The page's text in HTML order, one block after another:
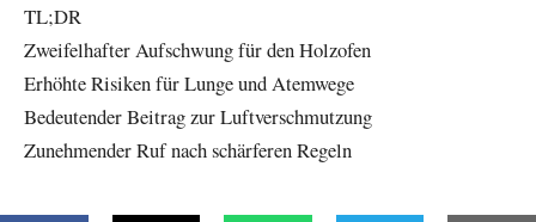
TL;DR
Zweifelhafter Aufschwung für den Holzofen
Erhöhte Risiken für Lunge und Atemwege
Bedeutender Beitrag zur Luftverschmutzung
Zunehmender Ruf nach schärferen Regeln